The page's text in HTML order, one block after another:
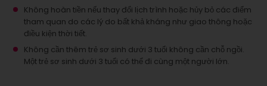
Không hoàn tiền nếu thay đổi lịch trình hoặc hủy bỏ các điểm
tham quan do các lý do bất khả kháng như giao thông hoặc
điều kiện thời tiết.
Không cần thêm trẻ sơ sinh dưới 3 tuổi không cần chỗ ngồi.
Một trẻ sơ sinh dưới 3 tuổi có thể đi cùng một người lớn.